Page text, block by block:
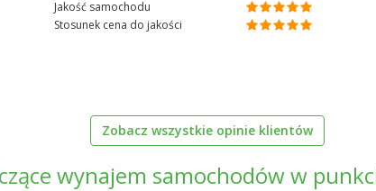
Jakość samochodu
Stosunek cena do jakości
Zobacz wszystkie opinie klientów
wynajem samochodów w